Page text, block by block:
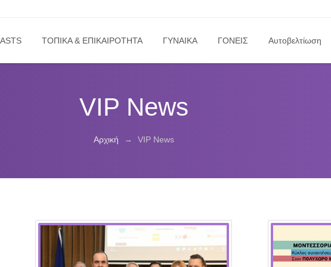
ΤΟΠΙΚΑ & ΕΠΙΚΑΙΡΟΤΗΤΑ ΓΥΝΑΙΚΑ ΓΟΝΕΙΣ Αυτοβελτίωση
VIP News
Αρχική → VIP News